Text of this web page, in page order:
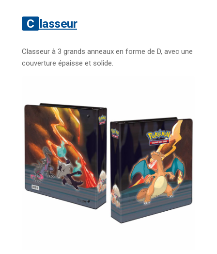
Classeur
Classeur à 3 grands anneaux en forme de D, avec une
couverture épaisse et solide.